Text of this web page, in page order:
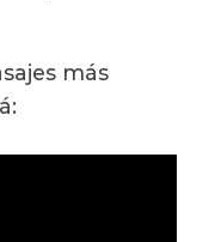
más